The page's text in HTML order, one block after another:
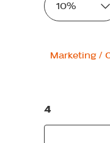
10%
Marketing /
4